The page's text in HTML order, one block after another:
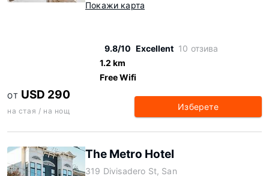
Покажи карта
9.8/10 Excellent 10 отзива
1.2 km
Free Wifi
ОТ USD 290
на стая / на нощ Изберете
The Metro Hotel
319 Divisadero St, San